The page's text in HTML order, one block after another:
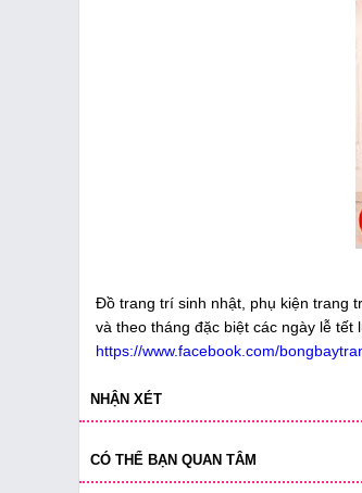
Đồ trang trí sinh nhật, phụ kiện trang
và theo tháng đặc biệt các ngày lễ
https://www.facebook.com/
NHẬN XÉT
CÓ THỂ BẠN QUAN TÂM